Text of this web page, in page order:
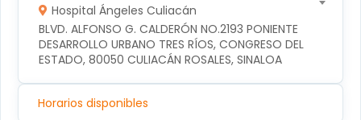
Hospital Ángeles Culiacán
BLVD. ALFONSO G. CALDERÓN NO.2193 PONIENTE
DESARROLLO URBANO TRES RÍOS, CONGRESO DEL
ESTADO, 80050 CULIACÁN ROSALES, SINALOA
Horarios disponibles